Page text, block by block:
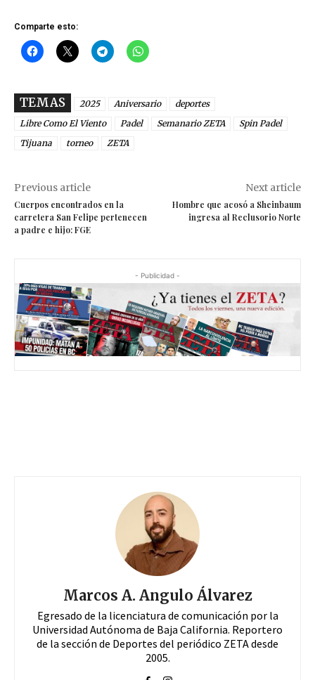
Comparte esto:
TEMAS 2025 Aniversario
deportes
Libre Como El Viento
Padel Semanario ZETA
Spin Padel
Tijuana
torneo ZETA
Previous article
Cuerpos encontrados en la
carretera San Felipe pertenecen
a padre e hijo: FGE
Next article
Hombre que acosó a Sheinbaum
ingresa al Reclusorio Norte
- Publicidad -
Marcos A. Angulo Álvarez
Egresado de la licenciatura de comunicación por la
Universidad Autónoma de Baja California. Reportero
de la sección de Deportes del periódico ZETA desde
2005.